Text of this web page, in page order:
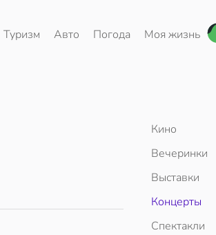
Туризм Авто Погода Моя жизнь
Кино
Вечеринки
Выставки
Концерты
Спектакли